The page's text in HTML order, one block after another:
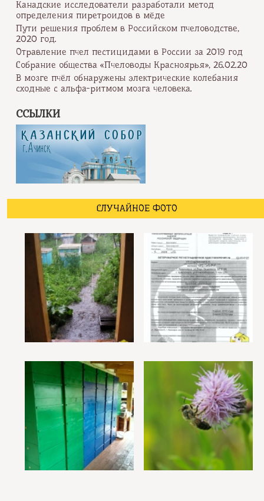
Канадские исследователи разработали метод
определения пиретроидов в мёде
Пути решения проблем в Российском пчеловодстве,
2020 год.
Отравление пчел пестицидами в России за 2019 год
Собрание общества «Пчеловоды Красноярья», 26.02.20
В мозге пчёл обнаружены электрические колебания
сходные с альфа-ритмом мозга человека.
ССЫЛКИ
СЛУЧАЙНОЕ ФОТО